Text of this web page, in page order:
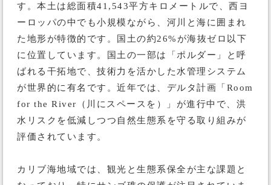
す。本土は総面積41,543平方キロメートルで、西ヨ
ーロッパの中でも小規模ながら、河川と海に囲まれ
た地形が特徴的です。国土の約26%が海抜ゼロ以下
に位置しています。国土の一部は「ポルダー」と呼
ばれる干拓地で、技術力を活かした水管理システム
が世界的に有名です。近年では、デルタ計画「Room
for the River（川にスペースを）」が進行中で、洪
水リスクを低減しつつ自然生態系を守る取り組みが
評価されています。
カリブ海地域では、観光と生態系保全が主な課題と